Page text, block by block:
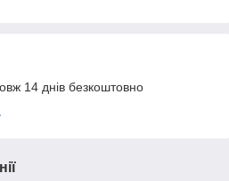
14 днів безкоштовно